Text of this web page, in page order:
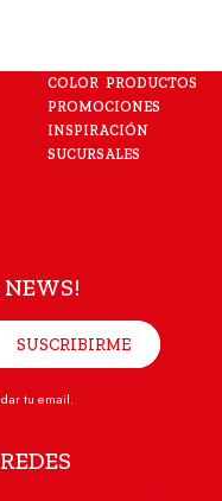
COLOR PRODUCTOS
PROMOCIONES
INSPIRACIÓN
SUCURSALES
SUSCRIBIRME
tu email.